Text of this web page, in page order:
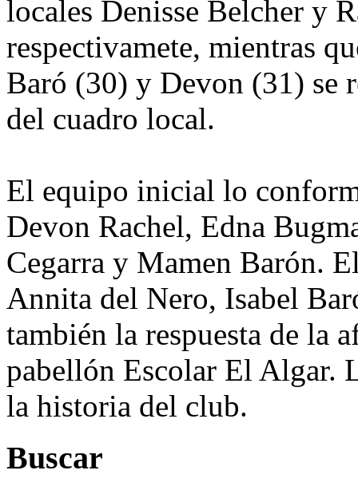
locales Denisse Belcher y
respectivamete, mientras
Baró (30) y Devon (31) se
del cuadro local.
El equipo inicial lo
Devon Rachel, Edna
Cegarra y Mamen Barón.
Annita del Nero, Isabel
también la respuesta de la
pabellón Escolar El Algar.
la historia del club.
Buscar